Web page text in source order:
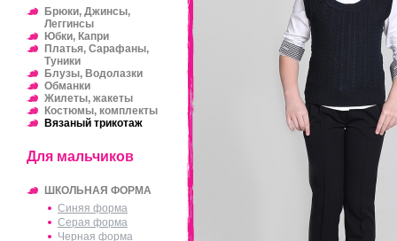
Брюки, Джинсы,
Леггинсы
Юбки, Капри
Платья, Сарафаны,
Туники
Блузы, Водолазки
Обманки
Жилеты, жакеты
Костюмы, комплекты
Вязаный трикотаж
Для мальчиков
ШКОЛЬНАЯ ФОРМА
Синяя форма
Серая форма
Черная форма